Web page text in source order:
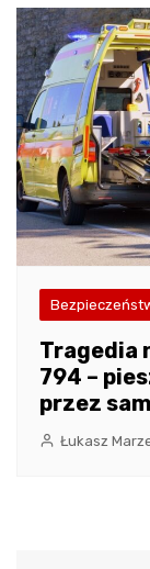
Tragedia
794 –
przez
Łukasz